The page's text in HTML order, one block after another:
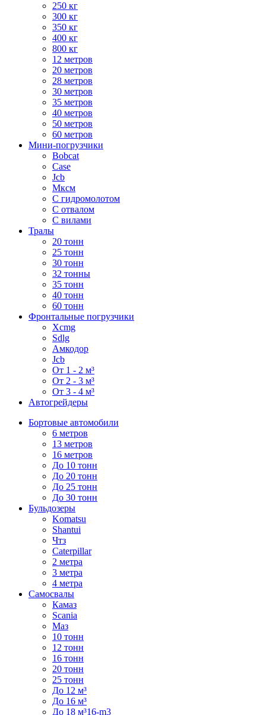
250 кг
300 кг
350 кг
400 кг
800 кг
12 метров
20 метров
28 метров
30 метров
35 метров
40 метров
50 метров
60 метров
Мини-погрузчики
Bobcat
Case
Jcb
Мксм
С гидромолотом
С отвалом
С вилами
Тралы
20 тонн
25 тонн
30 тонн
32 тонны
35 тонн
40 тонн
60 тонн
Фронтальные погрузчики
Xcmg
Sdlg
Амкодор
Jcb
От 1 - 2 м³
От 2 - 3 м³
От 3 - 4 м³
Автогрейдеры
Бортовые автомобили
6 метров
13 метров
16 метров
До 10 тонн
До 20 тонн
До 25 тонн
До 30 тонн
Бульдозеры
Komatsu
Shantui
Чтз
Caterpillar
2 метра
3 метра
4 метра
Самосвалы
Камаз
Scania
Маз
10 тонн
12 тонн
16 тонн
20 тонн
25 тонн
До 12 м³
До 16 м³
До 18 м³16-m3